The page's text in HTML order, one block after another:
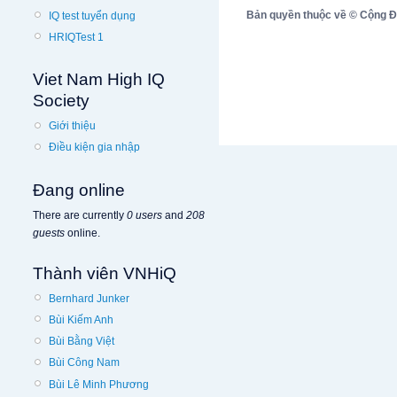
IQ test tuyển dụng
HRIQTest 1
Viet Nam High IQ
Society
Giới thiệu
Điều kiện gia nhập
Đang online
There are currently 0 users and 208
guests online.
Thành viên VNHiQ
Bernhard Junker
Bùi Kiếm Anh
Bùi Bằng Việt
Bùi Công Nam
Bùi Lê Minh Phương
Bản quyền thuộc về © Cộng